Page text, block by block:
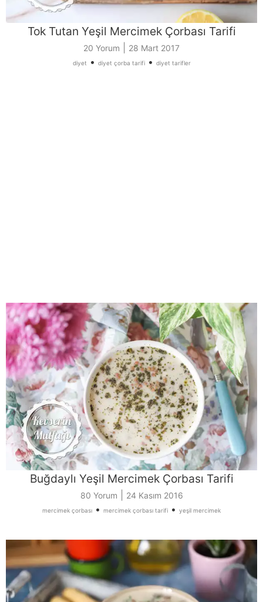
Tok Tutan Yeşil Mercimek Çorbası Tarifi
20 Yorum 28 Mart 2017
diyet • diyet çorba tarifi• diyet tarifler
Buğdaylı Yeşil Mercimek Çorbası Tarifi
80 Yorum 24 Kasım 2016
mercimek çorbası • mercimek çorbası tarifi • yeşil mercimek